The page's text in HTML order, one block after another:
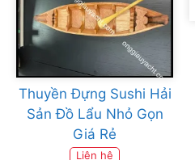
Thuyền Đựng Sushi Hải
Sản Đồ Lẩu Nhỏ Gọn
Giá Rẻ
Liên hệ